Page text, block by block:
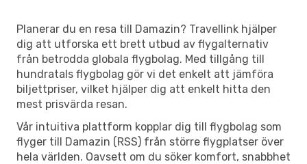
Planerar du en resa till Damazin? Travellink hjälper
dig att utforska ett brett utbud av flygalternativ
från betrodda globala flygbolag. Med tillgång till
hundratals flygbolag gör vi det enkelt att jämföra
biljettpriser, vilket hjälper dig att enkelt hitta den
mest prisvärda resan.
Vår intuitiva plattform kopplar dig till flygbolag som
flyger till Damazin (RSS) från större flygplatser över
hela världen. Oavsett om du söker komfort, snabbhet